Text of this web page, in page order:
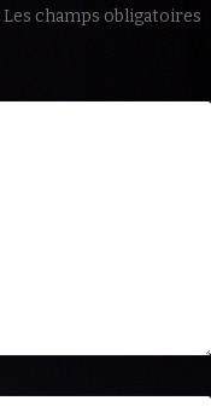
Les champs obligatoires